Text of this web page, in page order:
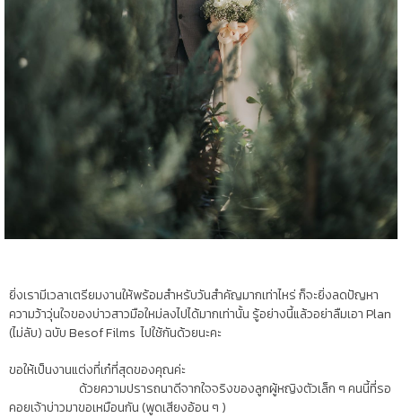
ยิ่งเรามีเวลาเตรียมงานให้พร้อมสำหรับวันสำคัญมากเท่าไหร่ก็จะยิ่งลดปัญหา
ความว้าวุ่นใจของบ่าวสาวมือใหม่ลงไปได้มากเท่านั้น รู้อย่างนี้แล้วอย่าลืมเอา Plan
(ไม่ลับ) ฉบับ Besof Films ไปใช้กันด้วยนะคะ
ขอให้เป็นงานแต่งที่เก๋ที่สุดของคุณค่ะ
ด้วยความปรารถนาดีจากใจจริงของลูกผู้หญิงตัวเล็ก ๆ คนนี้ที่รอ
คอยเจ้าบ่าวมาขอเหมือนกัน (พูดเสียงอ้อน ๆ )